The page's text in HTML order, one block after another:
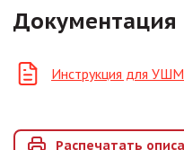
Документация
Инструкция для
Распечатать